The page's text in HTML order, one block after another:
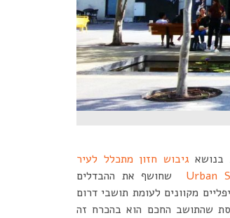
בנושא גיבוש חזון מתכלל לעיר
Urban שחושף את ההבדלים
מקוונים לעומת תושבי דרום
שהתושב החכם הוא בהכרח זה